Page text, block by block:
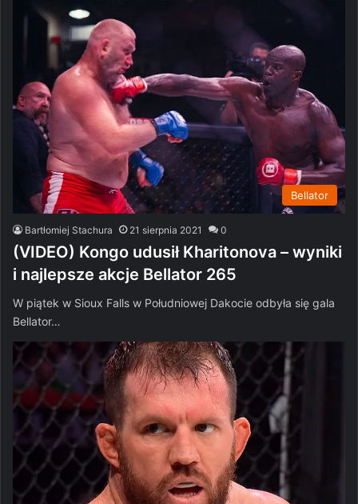
Bellator
Bartłomiej Stachura 21 sierpnia 2021 0
(VIDEO) Kongo udusił Kharitonova – wyniki
i najlepsze akcje Bellator 265
W piątek w Sioux Falls w Południowej Dakocie odbyła się gala
Bellator…